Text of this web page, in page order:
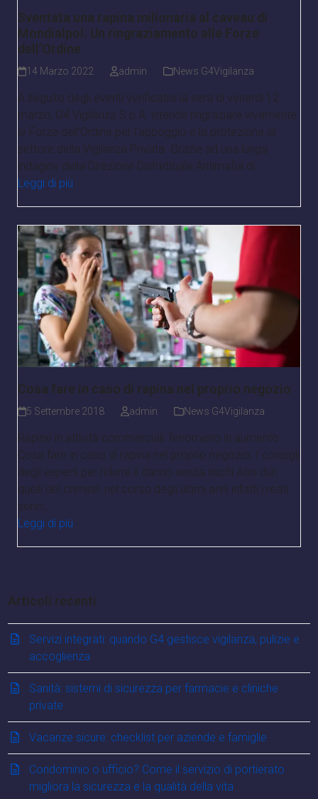
Sventata una rapina milionaria al caveau di
Mondialpol. Un ringraziamento alle Forze
dell’Ordine
14 Marzo 2022 admin News G4Vigilanza
A seguito degli eventi verificatisi la sera di venerdi 12
marzo, G4 Vigilanza S.p.A. intende ringraziare vivamente
le Forze dell’Ordine per l’appoggio e la protezione al
settore della Vigilanza Privata. Grazie ad una lunga
indagine della Direzione Distrettuale Antimafia di…
Leggi di più
Cosa fare in caso di rapina nel proprio negozio
5 Settembre 2018 admin News G4Vigilanza
Rapine in attività commerciali: fenomeno in aumento
Cosa fare in caso di rapina nel proprio negozio. I consigli
degli esperti per ridurre il danno senza rischi Anni duri
quelli del crimine: nel corso degli ultimi anni infatti i reati
sono…
Leggi di più
Articoli recenti
Servizi integrati: quando G4 gestisce vigilanza, pulizie e
accoglienza
Sanità: sistemi di sicurezza per farmacie e cliniche
private
Vacanze sicure: checklist per aziende e famiglie
Condominio o ufficio? Come il servizio di portierato
migliora la sicurezza e la qualità della vita